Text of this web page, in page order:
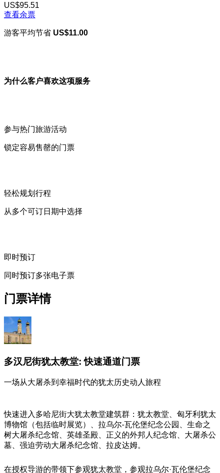
US$95.51
查看余票
游客平均节省 US$11.00
为什么客户喜欢这项服务
参与热门旅游活动
锁定容易售罄的门票
轻松规划行程
从多个可订日期中选择
即时预订
同时预订多张电子票
门票详情
多汉尼街犹太教堂: 快速通道门票
一场从大屠杀到幸福时代的犹太历史动人旅程
快速进入多哈尼街大犹太教堂建筑群：犹太教堂、匈牙利犹太
博物馆（包括临时展览）、拉乌尔-瓦伦堡纪念公园、生命之
树大屠杀纪念馆、英雄圣殿、正义的外邦人纪念馆、大屠杀公
墓、强迫劳动大屠杀纪念馆、拉皮达姆。
在授权导游的带领下参观犹太教堂，参观拉乌尔·瓦伦堡纪念